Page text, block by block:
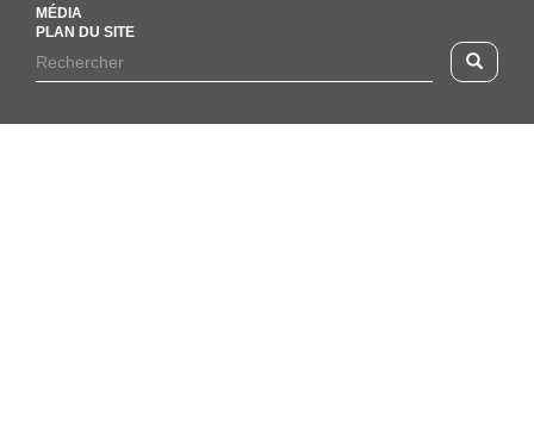
Footer
MÉDIA
PLAN DU SITE
Rechercher